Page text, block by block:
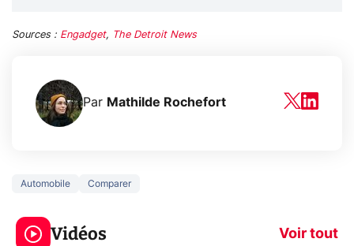
Sources : Engadget, The Detroit News
Par Mathilde Rochefort
Automobile Comparer
Vidéos Voir tout
Ce que vous ne
savez sur la
navigation privée !
Pixel 11 Pro